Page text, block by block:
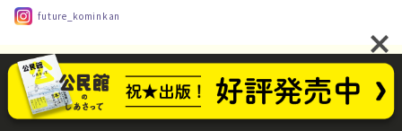
future_kominkan